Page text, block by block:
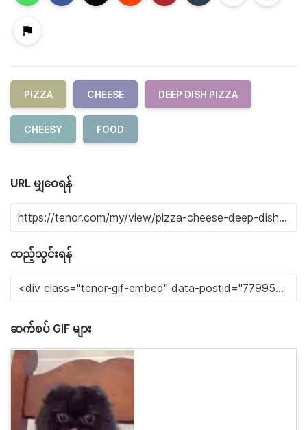
PIZZA CHEESE DEEP DISH PIZZA
CHEESY FOOD
URL မျှဝေရန်
ထည့်သွင်းရန်
ဆက်စပ် GIF များ